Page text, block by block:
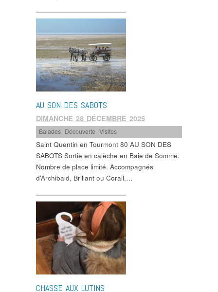
AU SON DES SABOTS
DIMANCHE 28 DÉCEMBRE 2025
Balades Découverte ,Visites
Saint Quentin en Tourmont 80 AU SON DES
SABOTS Sortie en calèche en Baie de Somme.
Nombre de place limité. Accompagnés
d’Archibald, Brillant ou Corail,…
CHASSE AUX LUTINS